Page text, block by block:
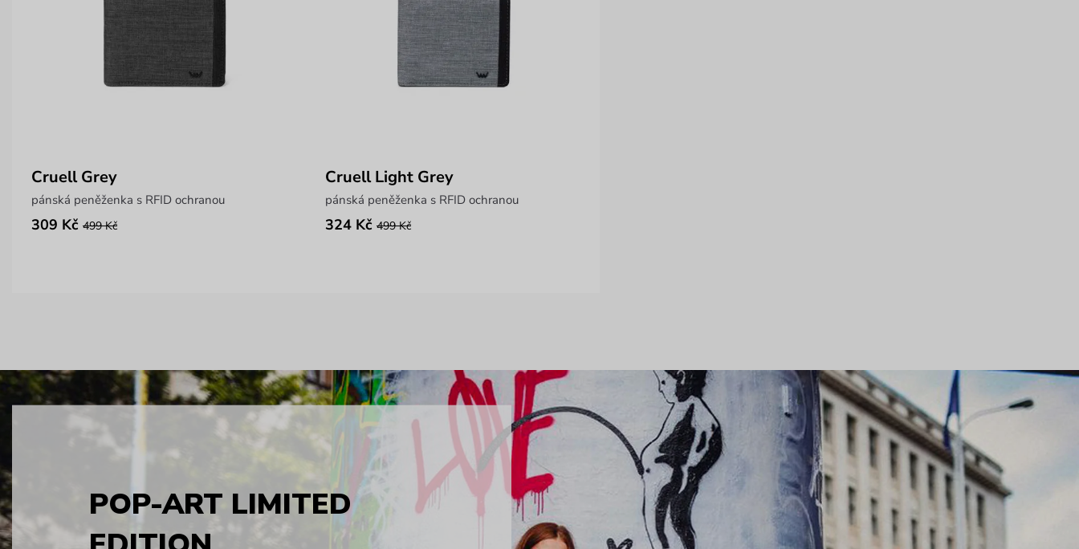
Cruell Grey
pánská peněženka s RFID ochranou
309 Kč 499 Kč
Cruell Light Grey
pánská peněženka s RFID ochranou
324 Kč 499 Kč
POP-ART LIMITED